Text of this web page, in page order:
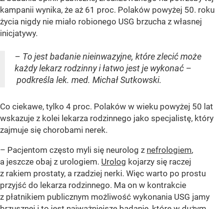
kampanii wynika, że aż 61 proc. Polaków powyżej 50. roku
życia nigdy nie miało robionego USG brzucha z własnej
inicjatywy.
– To jest badanie nieinwazyjne, które zlecić może
każdy lekarz rodzinny i łatwo jest je wykonać –
podkreśla lek. med. Michał Sutkowski.
Co ciekawe, tylko 4 proc. Polaków w wieku powyżej 50 lat
wskazuje z kolei lekarza rodzinnego jako specjalistę, który
zajmuje się chorobami nerek.
– Pacjentom często myli się neurolog z nefrologiem,
a jeszcze obaj z urologiem. Urolog kojarzy się raczej
z rakiem prostaty, a rzadziej nerki. Więc warto po prostu
przyjść do lekarza rodzinnego. Ma on w kontrakcie
z płatnikiem publicznym możliwość wykonania USG jamy